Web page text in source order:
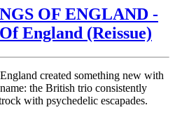
OF ENGLAND -
England (Reissue)
created something new with
the British trio consistently
with psychedelic escapades.